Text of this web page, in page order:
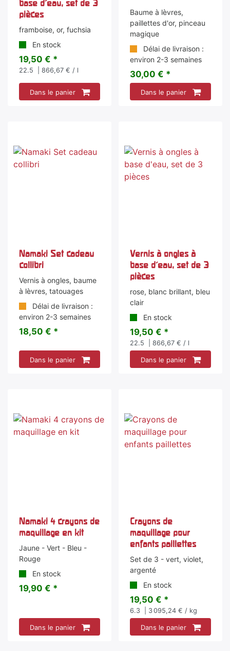
base d'eau, set de 3
pièces
framboise, or, fuchsia
En stock
19,50 € *
22.5 | 866,67 € / l
Dans le panier
Baume à lèvres,
paillettes d'or, pinceau
magique
Délai de livraison :
environ 2-3 semaines
30,00 € *
Dans le panier
Namaki Set cadeau
collibri
Vernis à ongles, baume
à lèvres, tatouages
Délai de livraison :
environ 2-3 semaines
18,50 € *
Dans le panier
Vernis à ongles à
base d'eau, set de 3
pièces
rose, blanc brillant, bleu
clair
En stock
19,50 € *
22.5 | 866,67 € / l
Dans le panier
Namaki 4 crayons de
maquillage en kit
Jaune - Vert - Bleu -
Rouge
En stock
19,90 € *
Dans le panier
Crayons de
maquillage pour
enfants paillettes
Set de 3 - vert, violet,
argenté
En stock
19,50 € *
6.3 | 3 095,24 € / kg
Dans le panier